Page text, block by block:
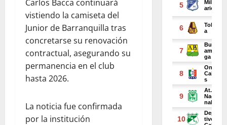
Carlos Bacca continuará
vistiendo la camiseta del
Junior de Barranquilla tras
concretarse su renovación
contractual, asegurando su
permanencia en el club
hasta 2026.
La noticia fue confirmada
por la institución